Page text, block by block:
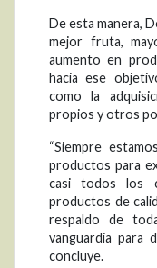
De esta manera,
mejor fruta,
aumento en
hacia ese
como la
propios y otros
“Siempre
productos para
casi todos los
productos de
respaldo de
vanguardia para
concluye.